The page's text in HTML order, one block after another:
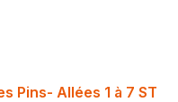
Pins- Allées 1 à 7 ST